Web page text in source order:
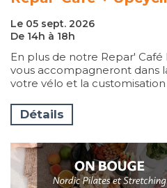
Le 05 sept. 2026
De 14h à 18h
En plus de notre Repar'
vous accompagneront dans
votre vélo et la
Détails